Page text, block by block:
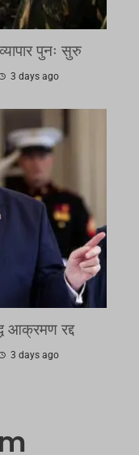
पुनः सुरु
3 days ago
आक्रमण रद्द
3 days ago